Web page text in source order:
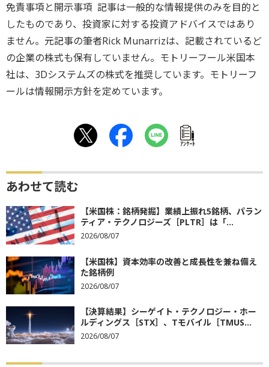
免責事項と開示事項 記事は一般的な情報提供のみを目的と
したものであり、投資家に対する投資アドバイスではあり
ません。元記事の筆者Rick Munarrizは、記載されているど
の企業の株式も保有していません。モトリーフール米国本
社は、3Dシステムズの株式を推奨しています。モトリーフ
ールは情報開示方針を定めています。
ｱﾝｹｰﾄ
あわせて読む
【米国株：銘柄発掘】業績上振れ5銘柄、パラン
ティア・テクノロジーズ［PLTR］は「...
2026/08/07
【米国株】資本効率の改善と成長性を兼ね備え
た銘柄例
2026/08/07
【決算結果】シーゲイト・テクノロジー・ホー
ルディングス［STX］、Tモバイル［TMUS...
2026/08/07